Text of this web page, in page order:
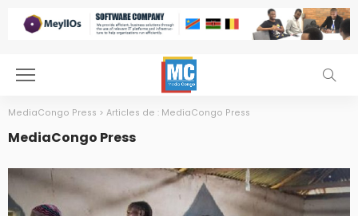
MediaCongo Press > Articles de : MediaCongo Press
MediaCongo Press